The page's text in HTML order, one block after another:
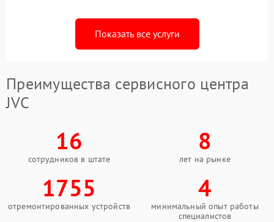
Показать все услуги
Преимущества сервисного центра
JVC
16
сотрудников в штате
8
лет на рынке
1755
отремонтированных устройств
4
минимальный опыт работы
специалистов